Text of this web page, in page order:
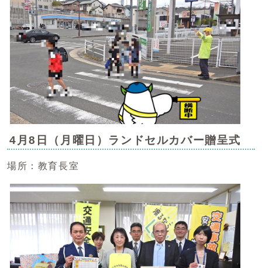
4月8日（月曜日）ランドセルカバー贈呈式
場所：教育長室